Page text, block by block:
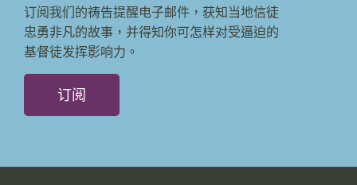
订阅我们的祷告提醒电子邮件，获知当地信徒
忠勇非凡的故事，并得知你可怎样对受逼迫的
基督徒发挥影响力。
订阅